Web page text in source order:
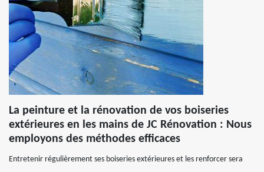
La peinture et la rénovation de vos boiseries
extérieures en les mains de JC Rénovation : Nous
employons des méthodes efficaces
Entretenir régulièrement ses boiseries extérieures et les renforcer sera